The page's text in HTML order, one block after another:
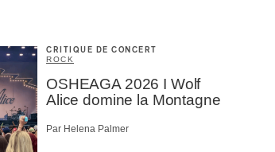
CRITIQUE DE CONCERT
ROCK
OSHEAGA 2026 I Wolf
Alice domine la Montagne
Par Helena Palmer